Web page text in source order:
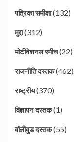
पत्रिका समीक्षा(132)
मुद्दा(312)
मोटीवेशनल स्पीच(22)
राजनीति दस्तक(462)
राष्ट्रीय(370)
विज्ञापन दस्तक(1)
वॉलीवुड दस्तक(55)